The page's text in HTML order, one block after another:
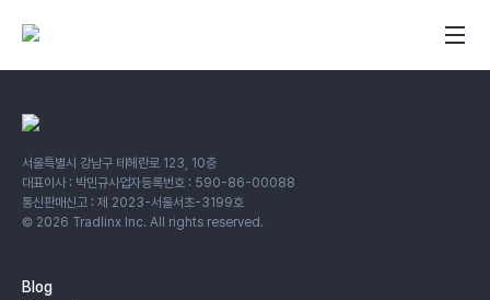
서울특별시 강남구 테헤란로 123, 10층
대표이사 : 박민규사업자등록번호 : 590-86-00088
통신판매신고 : 제 2023-서울서초-3199호
© 2026 Tradlinx Inc. All rights reserved.
Blog